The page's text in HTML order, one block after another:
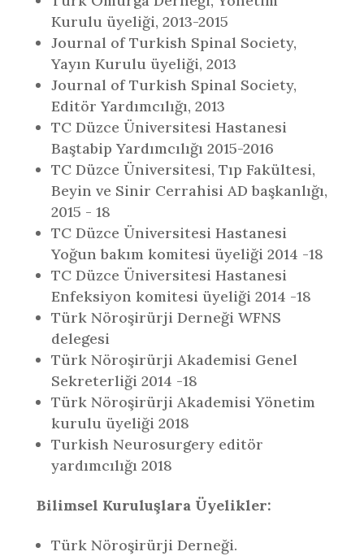
Kurulu üyeliği, 2013-2015
Journal of Turkish Spinal Society,
Yayın Kurulu üyeliği, 2013
Journal of Turkish Spinal Society,
Editör Yardımcılığı, 2013
TC Düzce Üniversitesi Hastanesi
Baştabip Yardımcılığı 2015-2016
TC Düzce Üniversitesi, Tıp Fakültesi,
Beyin ve Sinir Cerrahisi AD başkanlığı,
2015 - 18
TC Düzce Üniversitesi Hastanesi
Yoğun bakım komitesi üyeliği 2014 -18
TC Düzce Üniversitesi Hastanesi
Enfeksiyon komitesi üyeliği 2014 -18
Türk Nöroşirürji Derneği WFNS
delegesi
Türk Nöroşirürji Akademisi Genel
Sekreterliği 2014 -18
Türk Nöroşirürji Akademisi Yönetim
kurulu üyeliği 2018
Turkish Neurosurgery editör
yardımcılığı 2018
Bilimsel Kuruluşlara Üyelikler:
Türk Nöroşirürji Derneği.